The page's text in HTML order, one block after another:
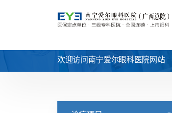
欢迎访问南宁爱尔眼科医院网站